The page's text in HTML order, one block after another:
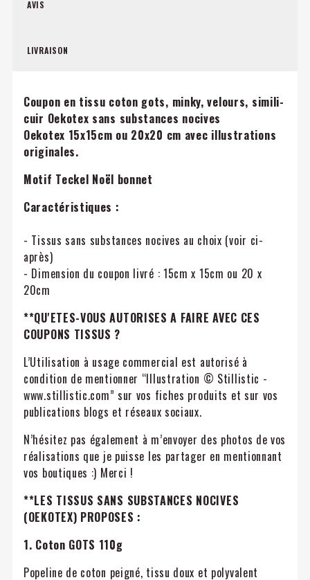
AVIS
LIVRAISON
Coupon en tissu coton gots, minky, velours, simili-
cuir Oekotex sans substances nocives
Oekotex 15x15cm ou 20x20 cm avec illustrations
originales.
Motif Teckel Noël bonnet
Caractéristiques :
- Tissus sans substances nocives au choix (voir ci-
après)
- Dimension du coupon livré : 15cm x 15cm ou 20 x
20cm
**QU'ETES-VOUS AUTORISES A FAIRE AVEC CES
COUPONS TISSUS ?
L’Utilisation à usage commercial est autorisé à
condition de mentionner “Illustration © Stillistic -
www.stillistic.com” sur vos fiches produits et sur vos
publications blogs et réseaux sociaux.
N’hésitez pas également à m’envoyer des photos de vos
réalisations que je puisse les partager en mentionnant
vos boutiques :) Merci !
**LES TISSUS SANS SUBSTANCES NOCIVES
(OEKOTEX) PROPOSES :
1. Coton GOTS 110g
Popeline de coton peigné, tissu doux et polyvalent